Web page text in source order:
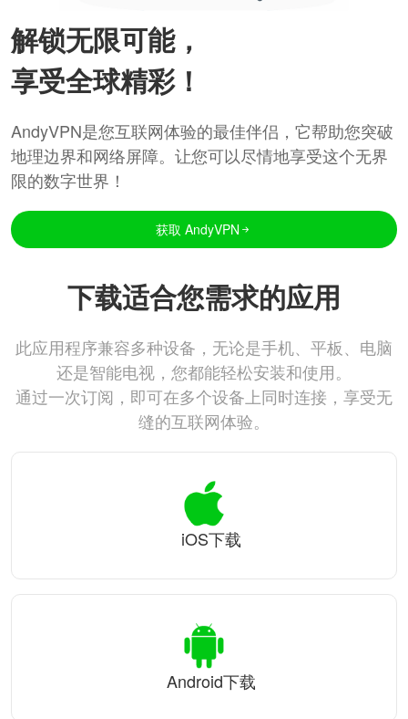
解锁无限可能，
享受全球精彩！
AndyVPN是您互联网体验的最佳伴侣，它帮助您突破
地理边界和网络屏障。让您可以尽情地享受这个无界
限的数字世界！
获取 AndyVPN
下载适合您需求的应用
此应用程序兼容多种设备，无论是手机、平板、电脑
还是智能电视，您都能轻松安装和使用。
通过一次订阅，即可在多个设备上同时连接，享受无
缝的互联网体验。
iOS下载
Android下载